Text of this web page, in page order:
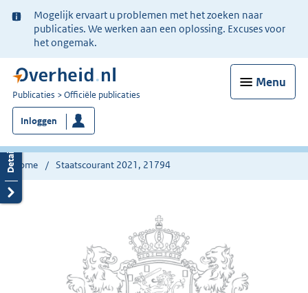
Ter
informatie:
Mogelijk ervaart u problemen met het zoeken naar
publicaties. We werken aan een oplossing. Excuses voor
het ongemak.
Menu
U
bent
nu
hier:
Publicaties Officiële publicaties
Inloggen
Home Staatscourant 2021, 21794